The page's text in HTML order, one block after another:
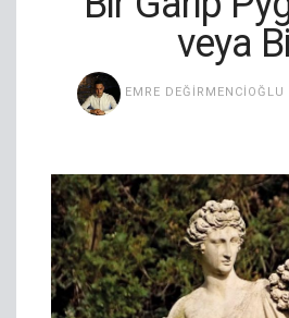
veya
EMRE DEĞIRMENCIOĞLU